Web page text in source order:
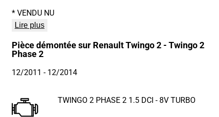
* VENDU NU
Lire plus
Pièce démontée sur Renault Twingo 2 - Twingo 2
Phase 2
12/2011 - 12/2014
TWINGO 2 PHASE 2 1.5 DCI - 8V TURBO